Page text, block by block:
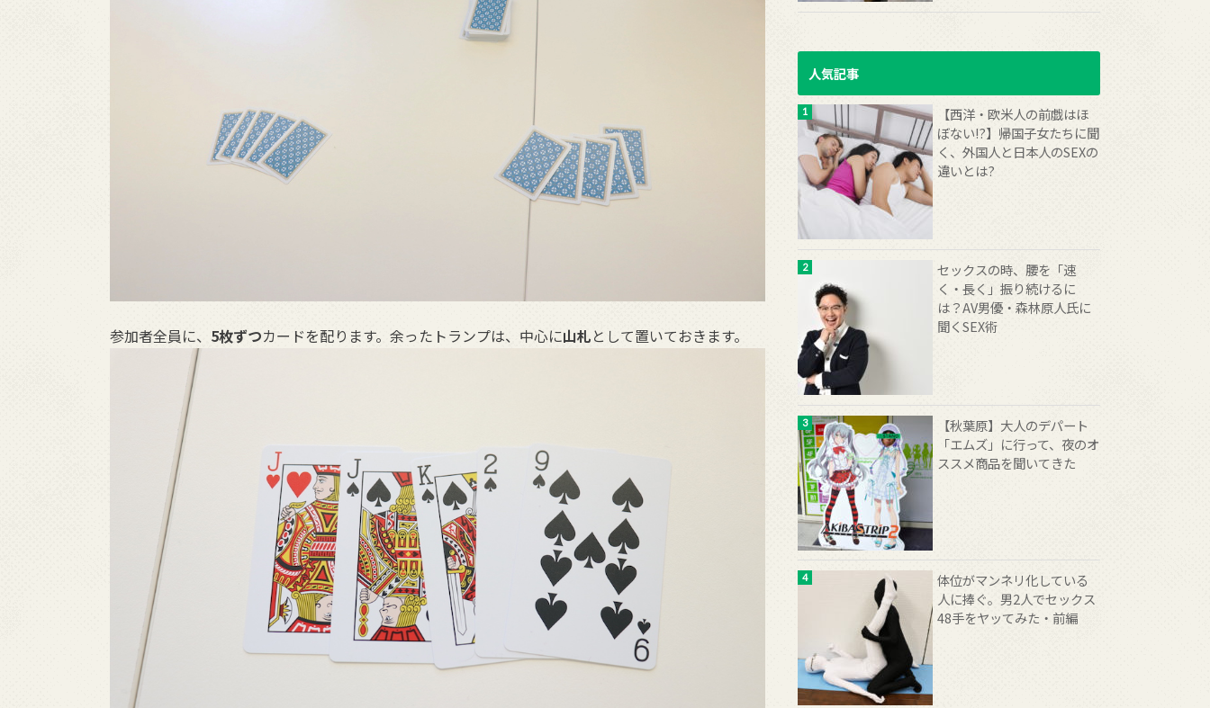
参加者全員に、 5枚ずつカードを配ります。余ったトランプは、中心に山札として置いておきます。
人気記事
【西洋・欧米人の前戯はほ
ぼない!?】帰国子女たちに聞
く、外国人と日本人のSEXの
違いとは?
セックスの時、腰を「速
く・長く」振り続けるに
は？AV男優・森林原人氏に
聞くSEX術
【秋葉原】大人のデパート
「エムズ」に行って、夜のオ
ススメ商品を聞いてきた
体位がマンネリ化している
人に捧ぐ。男2人でセックス
48手をヤッてみた・前編